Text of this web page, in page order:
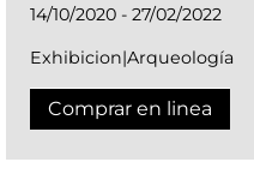
14/10/2020 - 27/02/2022
Exhibicion|Arqueología
Comprar en linea